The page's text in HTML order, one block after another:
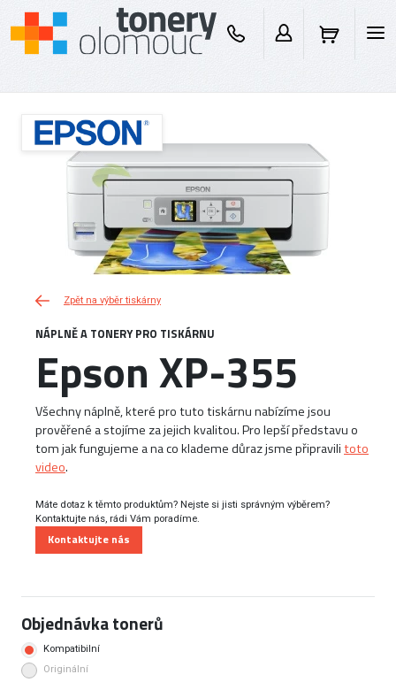
Zpět na výběr tiskárny
NÁPLNĚ A TONERY PRO TISKÁRNU
Epson XP-355
Všechny náplně, které pro tuto tiskárnu nabízíme jsou
prověřené a stojíme za jejich kvalitou. Pro lepší představu o
tom jak fungujeme a na co klademe důraz jsme připravilitoto
video.
Máte dotaz k těmto produktům? Nejste si jisti správným výběrem?
Kontaktujte nás, rádi Vám poradíme.
Kontaktujte nás
Objednávka tonerů
Kompatibilní
Originální